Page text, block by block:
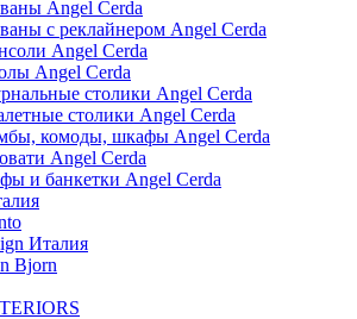
Angel Cerda
с реклайнером Angel Cerda
Angel Cerda
Angel Cerda
столики Angel Cerda
столики Angel Cerda
комоды, шкафы Angel Cerda
Angel Cerda
и банкетки Angel Cerda
Италия
Bjorn